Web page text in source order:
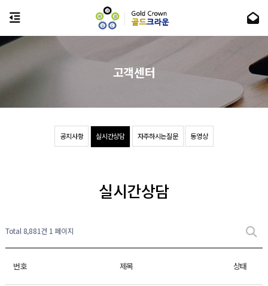
공지사항 실시간상담 자주하시는질문 동영상
고객센터
실시간상담
Total 8,881건 1 페이지
번호 제목 상태